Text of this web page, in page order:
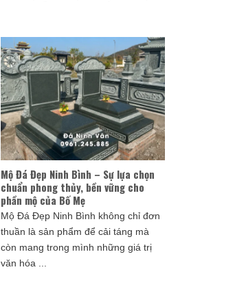
Mộ Đá Đẹp Ninh Bình – Sự lựa chọn
chuẩn phong thủy, bền vững cho
phần mộ của Bố Mẹ
Mộ Đá Đẹp Ninh Bình không chỉ đơn
thuần là sản phẩm để cải táng mà
còn mang trong mình những giá trị
văn hóa ...